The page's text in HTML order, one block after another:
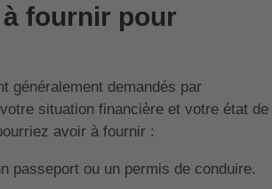
fournir pour
généralement demandés par
situation financière et votre état de
avoir à fournir :
passeport ou un permis de conduire.